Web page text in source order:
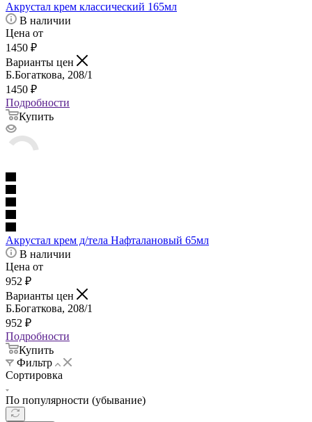
Акрустал крем классический 165мл
В наличии
Цена от
1450 ₽
Варианты цен
Б.Богаткова, 208/1
1450 ₽
Подробности
Купить
Акрустал крем д/тела Нафталановый 65мл
В наличии
Цена от
952 ₽
Варианты цен
Б.Богаткова, 208/1
952 ₽
Подробности
Купить
Фильтр
Сортировка
По популярности (убывание)